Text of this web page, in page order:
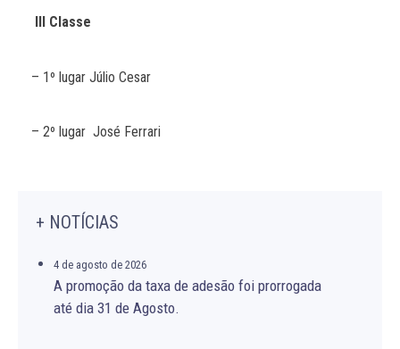
III Classe
– 1º lugar Júlio Cesar
– 2º lugar José Ferrari
+ NOTÍCIAS
4 de agosto de 2026
A promoção da taxa de adesão foi prorrogada
até dia 31 de Agosto.